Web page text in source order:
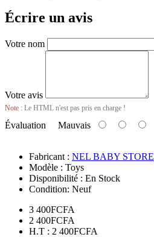
Écrire un avis
Votre nom
Votre avis
Note : Le HTML n'est pas pris en charge !
Évaluation Mauvais
Fabricant : NEL BABY STORE
Modèle : Toys
Disponibilité : En Stock
Condition: Neuf
3 400FCFA
2 400FCFA
H.T : 2 400FCFA